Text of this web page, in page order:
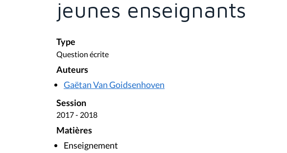
jeunes enseignants
Type
Question écrite
Auteurs
Gaëtan Van Goidsenhoven
Session
2017 - 2018
Matières
Enseignement